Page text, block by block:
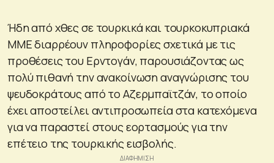
Ήδη από χθες σε τουρκικά και τουρκοκυπριακά
ΜΜΕ διαρρέουν πληροφορίες σχετικά με τις
προθέσεις του Ερντογάν, παρουσιάζοντας ως
πολύ πιθανή την ανακοίνωση αναγνώρισης του
ψευδοκράτους από το Αζερμπαϊτζάν, το οποίο
έχει αποστείλει αντιπροσωπεία στα κατεχόμενα
για να παραστεί στους εορτασμούς για την
επέτειο της τουρκικής εισβολής.